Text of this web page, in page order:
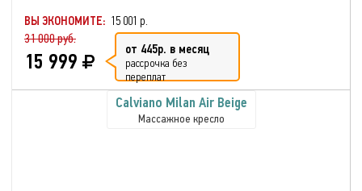
ВЫ ЭКОНОМИТЕ: 15 001 р.
31 000 руб.
15 999 от 445р. в месяц
рассрочка без
переплат
Calviano Milan Аir Beige
Массажное кресло